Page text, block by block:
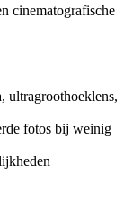
cinematografische
ultragroothoeklens,
fotos bij weinig